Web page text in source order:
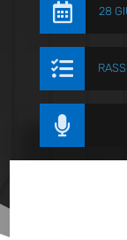
 28

